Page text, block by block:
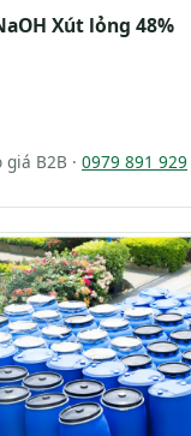
Xút lỏng 48%
giá B2B · 0979 891 929